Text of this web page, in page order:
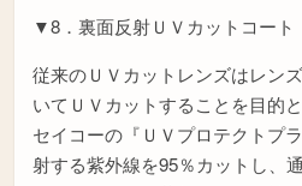
▼8．裏面反射ＵＶカットコート
従来のＵＶカットレンズはレン
いてＵＶカットすることを目的と
セイコーの『ＵＶプロテクトプ
射する紫外線を95％カットし、